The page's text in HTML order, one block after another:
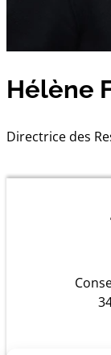
Hélène
Directrice des